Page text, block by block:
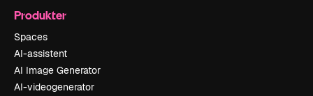
Produkter
Spaces
AI-assistent
AI Image Generator
AI-videogenerator